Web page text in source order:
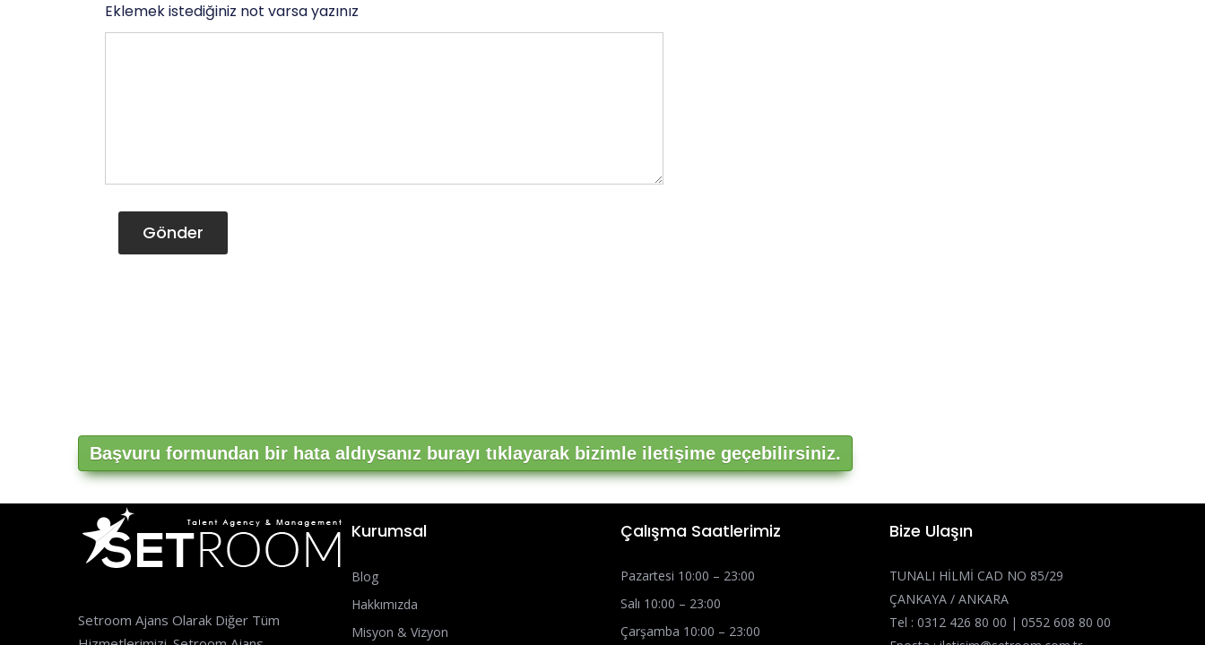
Eklemek istediğiniz not varsa yazınız
Gönder
Başvuru formundan bir hata aldıysanız burayı tıklayarak bizimle iletişime geçebilirsiniz.
Setroom Ajans Olarak Diğer Tüm
Kurumsal
Blog
Hakkımızda
Misyon & Vizyon
Çalışma Saatlerimiz
Pazartesi 10:00 – 23:00
Salı 10:00 – 23:00
Çarşamba 10:00 – 23:00
Bize Ulaşın
TUNALI HİLMİ CAD NO 85/29
ÇANKAYA / ANKARA
Tel : 0312 426 80 00 | 0552 608 80 00